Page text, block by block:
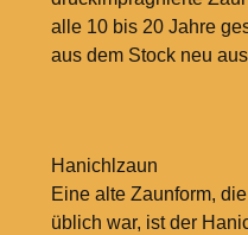
alle 10 bis 20 Jahre
aus dem Stock neu
Hanichlzaun
Eine alte Zaunform,
üblich war, ist der